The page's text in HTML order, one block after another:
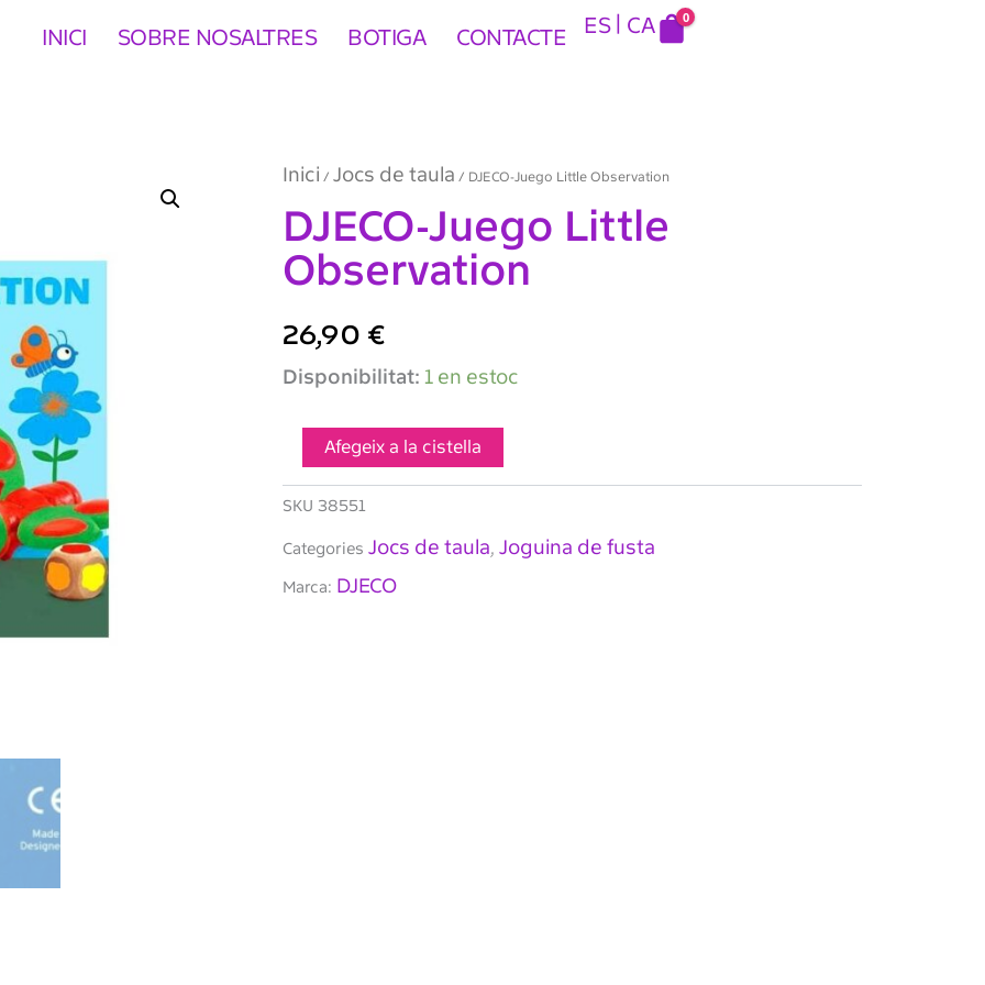
INICI SOBRE NOSALTRES BOTIGA CONTACTE ES CA 0
Inici / Jocs de taula / DJECO-Juego Little Observation
DJECO-Juego Little
Observation
26,90 €
Disponibilitat: 1 en estoc
quantitat
Observation
Afegeix a la cistella
SKU 38551
Categories Jocs de taula, Joguina de fusta
Marca: DJECO